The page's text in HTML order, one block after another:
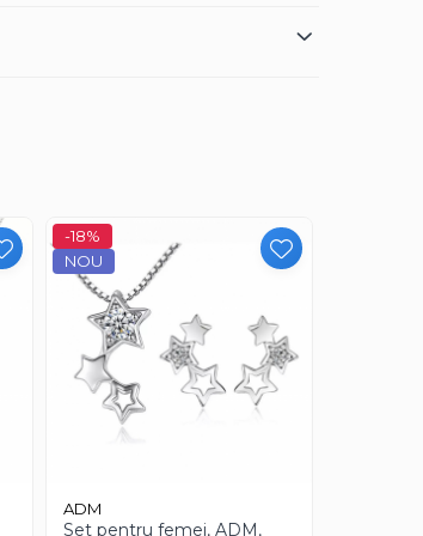
-18%
NOU
ADM
Set pentru femei, ADM,